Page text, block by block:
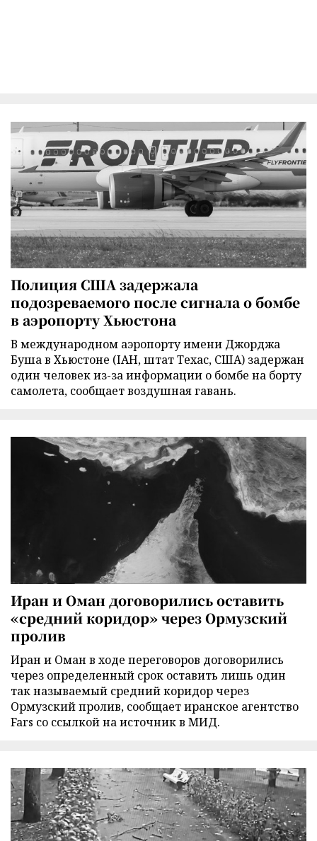
Полиция США задержала
подозреваемого после сигнала о бомбе
в аэропорту Хьюстона
В международном аэропорту имени Джорджа
Буша в Хьюстоне (IAH, штат Техас, США) задержан
один человек из-за информации о бомбе на борту
самолета, сообщает воздушная гавань.
Иран и Оман договорились оставить
«средний коридор» через Ормузский
пролив
Иран и Оман в ходе переговоров договорились
через определенный срок оставить лишь один
так называемый средний коридор через
Ормузский пролив, сообщает иранское агентство
Fars со ссылкой на источник в МИД.